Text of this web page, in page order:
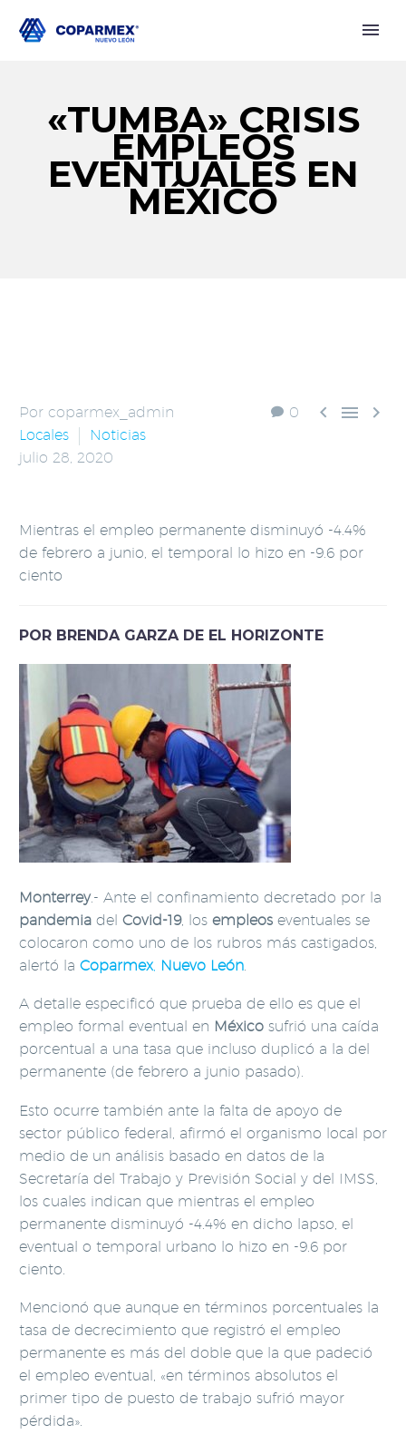
«TUMBA» CRISIS
EMPLEOS
EVENTUALES EN
MÉXICO
0   
Por coparmex_admin
Locales
Noticias
julio 28, 2020
Mientras el empleo permanente disminuyó -4.4%
de febrero a junio, el temporal lo hizo en -9.6 por
ciento
POR BRENDA GARZA DE EL HORIZONTE
Monterrey.- Ante el confinamiento decretado por la
pandemia del Covid-19, los empleos eventuales se
colocaron como uno de los rubros más castigados,
alertó la Coparmex Nuevo León
A detalle especificó que prueba de ello es que el
empleo formal eventual en México sufrió una caída
porcentual a una tasa que incluso duplicó a la del
permanente (de febrero a junio pasado).
Esto ocurre también ante la falta de apoyo de
sector público federal, afirmó el organismo local por
medio de un análisis basado en datos de la
Secretaría del Trabajo y Previsión Social y del IMSS,
los cuales indican que mientras el empleo
permanente disminuyó -4.4% en dicho lapso, el
eventual o temporal urbano lo hizo en -9.6 por
ciento.
Mencionó que aunque en términos porcentuales la
tasa de decrecimiento que registró el empleo
permanente es más del doble que la que padeció
el empleo eventual, «en términos absolutos el
primer tipo de puesto de trabajo sufrió mayor
pérdida».